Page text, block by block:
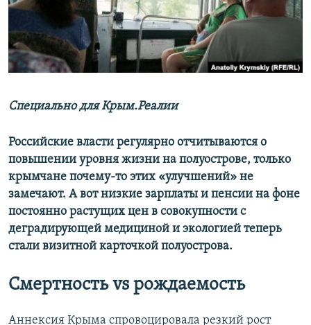
ПОБЕДИТЕЛЕЙ НЕ СУДЯТ?
КРЫМ.НЕПОКОРЕННЫЙ
ELIFBE
ПРИСОЕДИНЯЙТЕСЬ!
Все сайты RFE/RL
Специально для Крым.Реалии
Российские власти регулярно отчитываются о
повышении уровня жизни на полуострове, только
крымчане почему-то этих «улучшений» не
замечают. А вот низкие зарплаты и пенсии на фоне
постоянно растущих цен в совокупности с
деградирующей медициной и экологией теперь
стали визитной карточкой полуострова.
Смертностьvs рождаемость
Аннексия Крыма спровоцировала резкий рост